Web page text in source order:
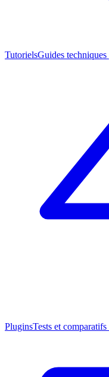
TutorielsGuides techniques
PluginsTests et